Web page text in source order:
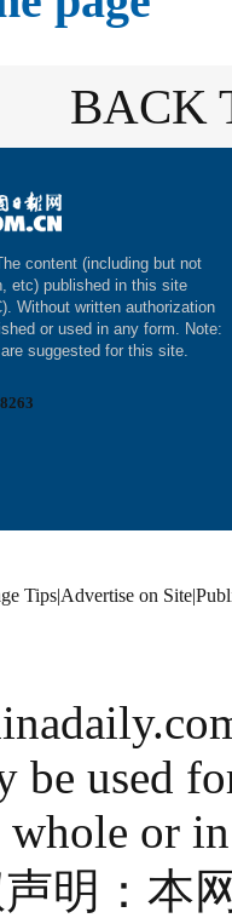
BACK
content (including but not
etc) published in this site
Without written authorization
or used in any form. Note:
suggested for this site.
Tips|Advertise on Site|
be used
or
明：本